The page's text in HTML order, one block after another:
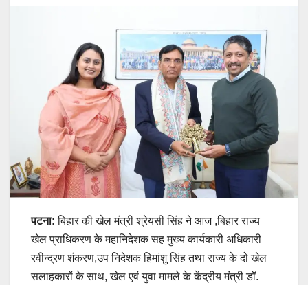
पटना: बिहार की खेल मंत्री श्रेयसी सिंह ने आज ,बिहार राज्य
खेल प्राधिकरण के महानिदेशक सह मुख्य कार्यकारी अधिकारी
रवीन्द्रण शंकरण,उप निदेशक हिमांशु सिंह तथा राज्य के दो खेल
सलाहकारों के साथ, खेल एवं युवा मामले के केंद्रीय मंत्री डॉ.